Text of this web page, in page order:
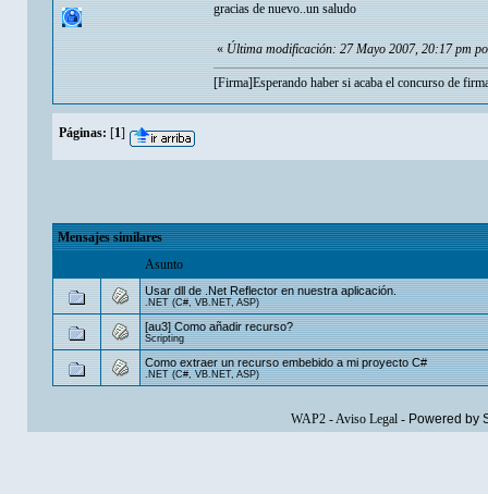
gracias de nuevo..un saludo
« Última modificación: 27 Mayo 2007, 20:17 pm
[Firma]Esperando haber si acaba el concurso de
Páginas: [1]
Mensajes similares
Asunto
Usar dll de .Net Reflector en nuestra aplicación.
.NET (C#, VB.NET, ASP)
[au3] Como añadir recurso?
Scripting
Como extraer un recurso embebido a mi proyecto C#
.NET (C#, VB.NET, ASP)
WAP2-Aviso Legal- Powered by